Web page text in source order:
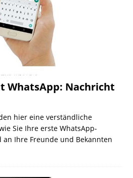
WhatsApp: Nachricht
hier eine verständliche
Sie Ihre erste WhatsApp-
Ihre Freunde und Bekannten